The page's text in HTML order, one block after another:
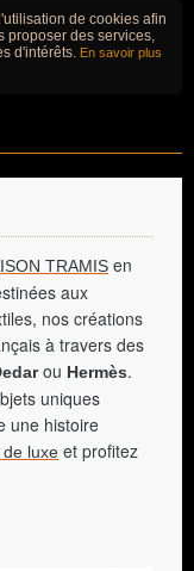
de cookies afin
proposer des services,
d'intérêts. En savoir plus
TRAMIS en
aux
nos créations
à travers des
ou Hermès.
uniques
une histoire
luxe et profitez